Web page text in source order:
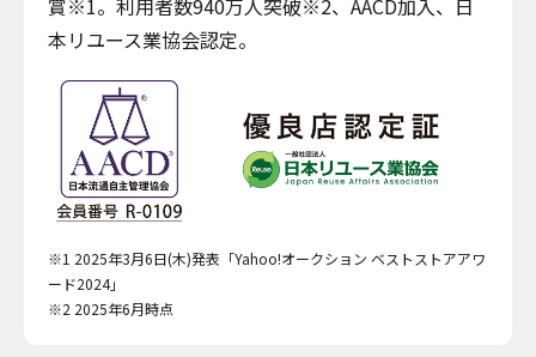
賞※1。利用者数940万人突破※2、AACD加入、日
本リユース業協会認定。
※1 2025年3月6日(木)発表「Yahoo!オークション ベストストアアワ
ード2024」
※2 2025年6月時点